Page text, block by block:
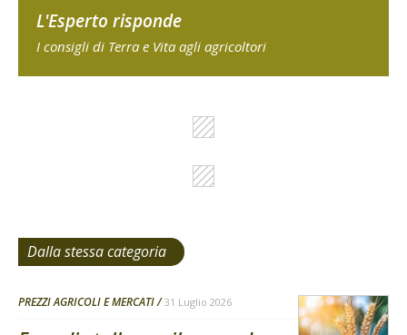
L'Esperto risponde
I consigli di Terra e Vita agli agricoltori
Dalla stessa categoria
PREZZI AGRICOLI E MERCATI 31 Luglio 2026